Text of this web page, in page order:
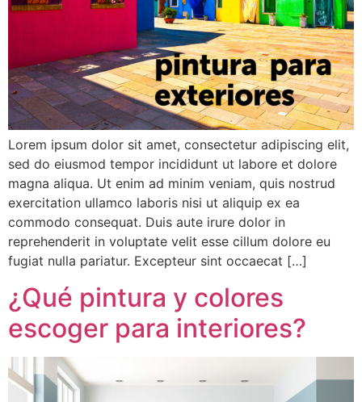
Lorem ipsum dolor sit amet, consectetur adipiscing elit,
sed do eiusmod tempor incididunt ut labore et dolore
magna aliqua. Ut enim ad minim veniam, quis nostrud
exercitation ullamco laboris nisi ut aliquip ex ea
commodo consequat. Duis aute irure dolor in
reprehenderit in voluptate velit esse cillum dolore eu
fugiat nulla pariatur. Excepteur sint occaecat […]
¿Qué pintura y colores
escoger para interiores?